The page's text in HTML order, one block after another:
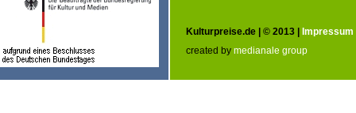
Kulturpreise.de | © 2013 | Impressum
created by medianale group